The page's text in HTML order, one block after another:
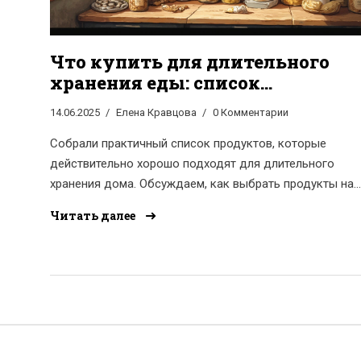
Что купить для длительного
хранения еды: список
проверенных продуктов
14.06.2025 Елена Кравцова 0 Комментарии
Собрали практичный список продуктов, которые
действительно хорошо подходят для длительного
хранения дома. Обсуждаем, как выбрать продукты на
поставками до банальной лени идти в магазин.
простые советы и конкретные примеры.
Читать далее